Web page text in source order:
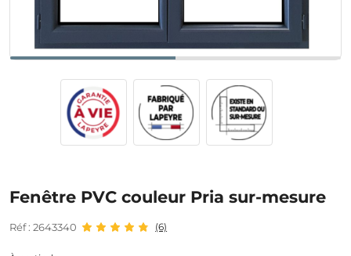
Fenêtre PVC couleur Pria sur-mesure
Réf : 2643340 (6)